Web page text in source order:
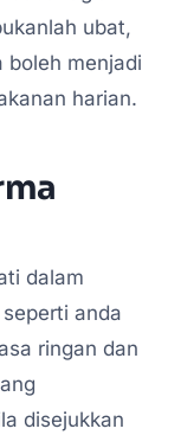
ubat,
boleh menjadi
harian.
dalam
anda
ringan dan
disejukkan